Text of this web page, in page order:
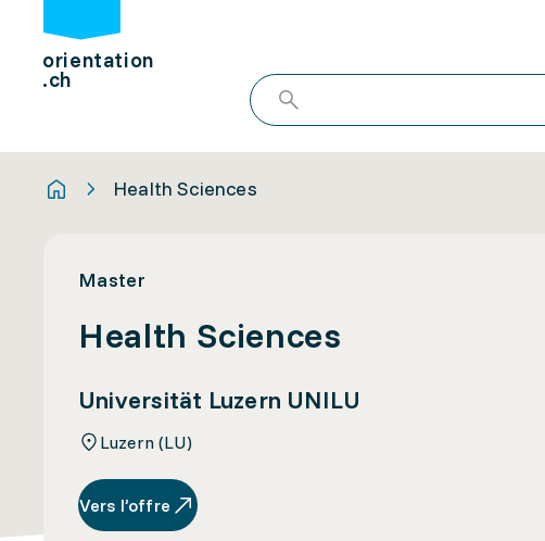
orientation
.ch
Health Sciences
Master
Health Sciences
Universität Luzern UNILU
Luzern (LU)
Vers l’offre